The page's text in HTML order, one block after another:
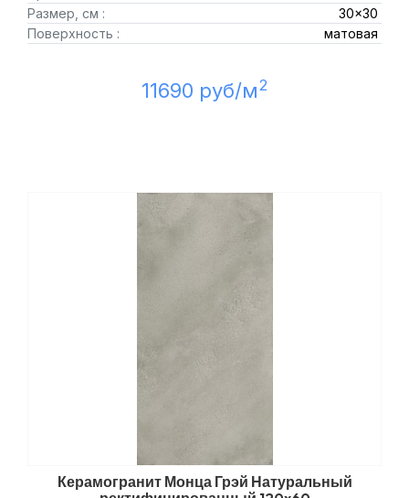
Размер, см :
30x30
Поверхность :
матовая
11690 руб/м2
Керамогранит Монца Грэй Натуральный